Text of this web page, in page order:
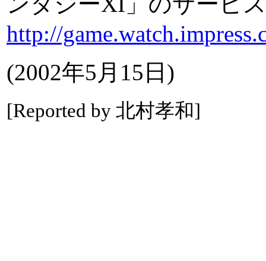
http://
(2002年5月15日)
[Reported by 北村孝和]